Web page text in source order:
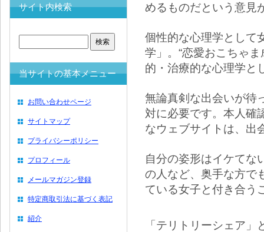
めるものだという意見
個性的な心理学として
学」。“恋愛おこちゃ
的・治療的な心理学と
無論真剣な出会いが待
対に必要です。本人確
なウェブサイトは、出
自分の姿形はイケてな
の人など、奥手な方で
ている女子と付き合う
「テリトリーシェア
サイト内検索
当サイトの基本メニュー
お問い合わせページ
サイトマップ
プライバシーポリシー
プロフィール
メールマガジン登録
特定商取引法に基づく表記
紹介